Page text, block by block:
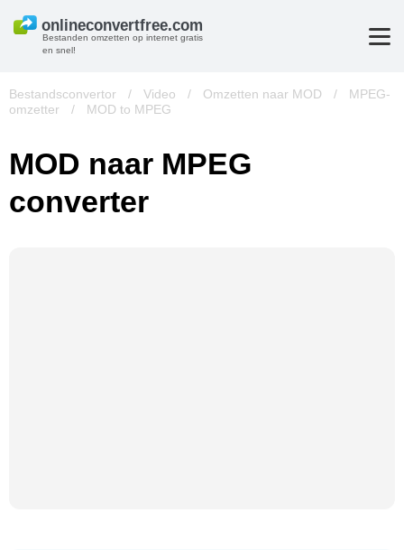
Bestanden omzetten op internet gratis
en snel!
Bestandsconvertor / Video / Omzetten naar MOD /
MPEG-
omzetter
/ MOD to MPEG
MOD naar MPEG
converter